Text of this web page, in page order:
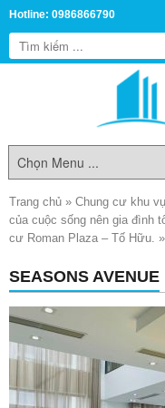
Hotline: 0986866790
Trang chủ » Chung cư khu
của cuộc sống nên gia đình
cư Roman Plaza – Tố Hữu. »
SEASONS AVENUE